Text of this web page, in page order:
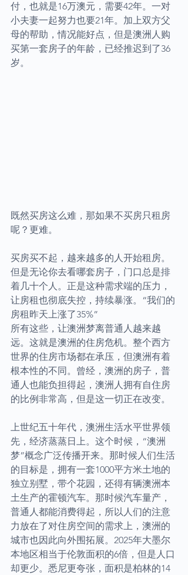
付，也就是16万澳元，需要42年。一对
小夫妻一起努力也要21年。加上双方父
母的帮助，情况能好点，但是澳洲人购
买第一套房子的年龄，已经推迟到了36
岁。
既然买房这么难，那如果不买房只租房
呢？更难。
买房买不起，越来越多的人开始租房。
但是无论你去看哪套房子，门口总是排
着几十个人。正是这种需求端的压力，
让房租也彻底失控，持续暴涨。“我们的
房租昨天上涨了35%”
所有这些，让澳洲梦离普通人越来越
远。这就是澳洲的住房危机。整个西方
世界的住房市场都在承压，但澳洲有着
根本性的不同。曾经，澳洲的房子，普
通人也能负担得起，澳洲人拥有自住房
的比例非常高，但是这一切正在改变。
上世纪五十年代，澳洲生活水平世界领
先，经济蒸蒸日上。这个时候，“澳洲
梦”概念广泛传播开来。那时候人们生活
的目标是，拥有一套1000平方米土地的
独立别墅，带个花园，还得有辆澳洲本
土生产的霍顿汽车。那时候汽车量产，
普通人都能消费得起，所以人们的注意
力放在了对住房空间的需求上，澳洲的
城市也因此向外围拓展。2025年大墨尔
本地区相当于伦敦面积的6倍，但是人口
却更少。悉尼更夸张，面积是柏林的14